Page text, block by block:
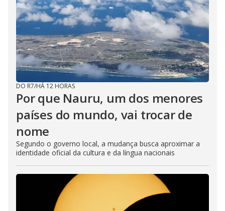
DO R7/HÁ 12 HORAS
Por que Nauru, um dos menores
países do mundo, vai trocar de
nome
Segundo o governo local, a mudança busca aproximar a
identidade oficial da cultura e da língua nacionais